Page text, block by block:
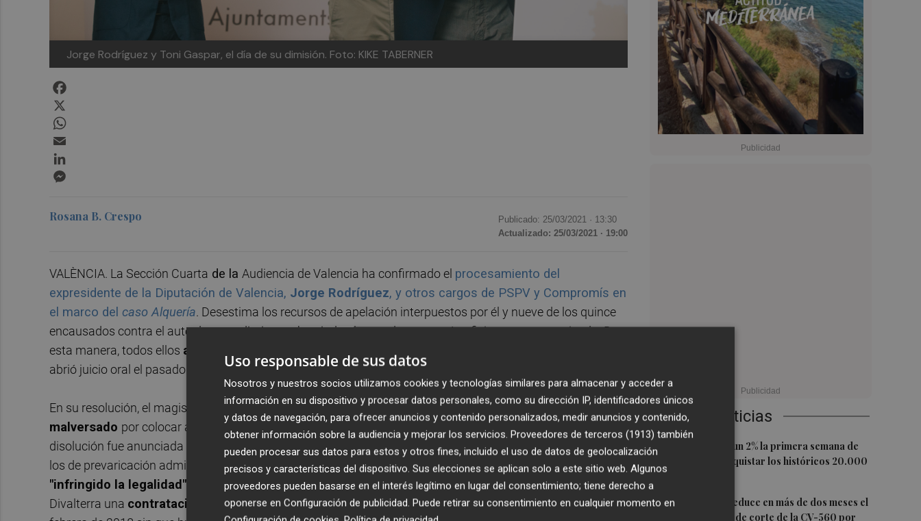
Jorge Rodríguez y Toni Gaspar, el día de su dimisión. Foto: KIKE TABERNER
Últimas Noticias
1
El Ibex 35 sube un 2% la primera semana de
agosto tras conquistar los históricos 20.000
puntos
2 La Diputación reduce en más de dos meses el
tiempo previsto de corte de la CV-560 por
Rosana B. Crespo Publicado: 25/03/2021 · 13:30
Actualizado: 25/03/2021 · 19:00
VALÈNCIA. La Sección Cuarta de la Audiencia de Valencia ha confirmado el procesamiento del
expresidente de la Diputación de Valencia, Jorge Rodríguez, y otros cargos de PSPV y Compromís en
el marco del caso Alquería. Desestima los recursos de apelación interpuestos por él y nueve de los quince
encausados contra el auto de procedimiento abreviado al entender que está suficientemente motivado. De
esta manera, todos ellos agotan la última vía para evitar sentarse en el banquillo
abrió juicio oral el pasado febrero. El siguiente paso ya será señalarlo.
En su resolución, el magistrado cifró en 1,12 millones de euros el dinero presuntamente
malversado por colocar a personas afines a ambos partidos en la empresa pública Divalterra, cuya
disolución fue anunciada el pasado martes. Los presuntos delitos que se atribuyen a los investigados son
los de prevaricación administrativa y malversación de caudales públicos. El juez sostuvo que han
"infringido la legalidad"
en la "cabal y correcta aplicación de los fondos públicos" al haberse producido en
Divalterra una contratación "simulada" de un total de nueve directivos entre noviembre de 2015 y
Uso responsable de sus datos
Nosotros y nuestros socios utilizamos cookies y tecnologías similares para almacenar y acceder a
información en su dispositivo y procesar datos personales, como su dirección IP, identificadores únicos
y datos de navegación, para ofrecer anuncios y contenido personalizados, medir anuncios y contenido,
obtener información sobre la audiencia y mejorar los servicios. Proveedores de terceros (1913) también
pueden procesar sus datos para estos y otros fines, incluido el uso de datos de geolocalización
precisos y características del dispositivo. Sus elecciones se aplican solo a este sitio web. Algunos
proveedores pueden basarse en el interés legítimo en lugar del consentimiento; tiene derecho a
oponerse en Configuración de publicidad. Puede retirar su consentimiento en cualquier momento en